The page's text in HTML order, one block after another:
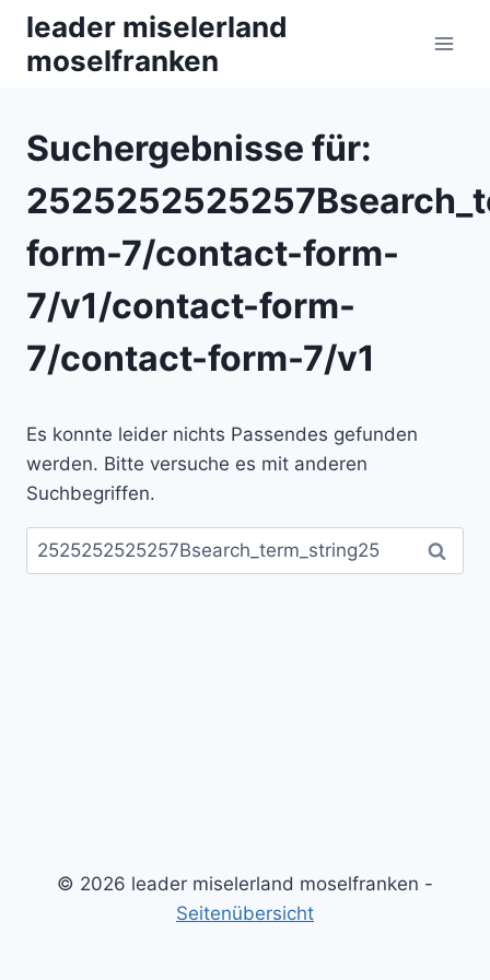
Zum
Inhalt
springen
leader miselerland
moselfranken
Suchergebnisse für:
form-7/contact-form-
7/v1/contact-form-
7/contact-form-7/v1
Es konnte leider nichts Passendes gefunden
werden. Bitte versuche es mit anderen
Suchbegriffen.
Suchen
nach:
© 2026 leader miselerland moselfranken -
Seitenübersicht